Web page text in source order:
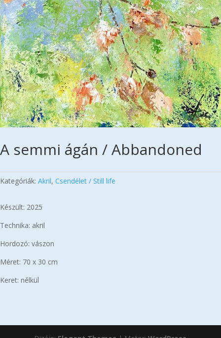
A semmi ágán / Abbandoned
Kategóriák: Akril, Csendélet / Still life
Készült: 2025
Technika: akril
Hordozó: vászon
Méret: 70 x 30 cm
Keret: nélkül